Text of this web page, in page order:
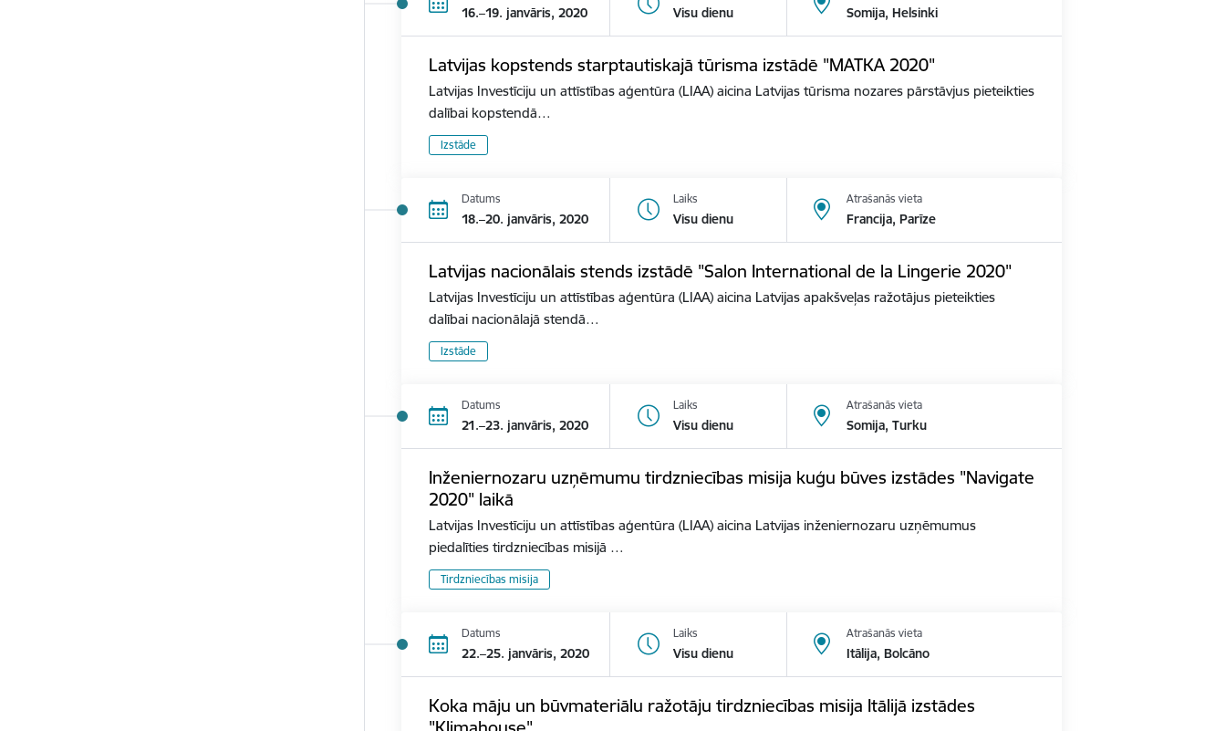
16.–19. janvāris, 2020 Visu dienu Somija, Helsinki
Latvijas kopstends starptautiskajā tūrisma izstādē "MATKA 2020"
Latvijas Investīciju un attīstības aģentūra (LIAA) aicina Latvijas tūrisma nozares pārstāvjus pieteikties
dalībai kopstendā…
Izstāde
Datums
18.–20. janvāris, 2020
Laiks
Visu dienu
Atrašanās vieta
Francija, Parīze
Latvijas nacionālais stends izstādē "Salon International de la Lingerie 2020"
Latvijas Investīciju un attīstības aģentūra (LIAA) aicina Latvijas apakšveļas ražotājus pieteikties
dalībai nacionālajā stendā…
Izstāde
Datums
21.–23. janvāris, 2020
Laiks
Visu dienu
Atrašanās vieta
Somija, Turku
Inženiernozaru uzņēmumu tirdzniecības misija kuģu būves izstādes "Navigate
2020" laikā
Latvijas Investīciju un attīstības aģentūra (LIAA) aicina Latvijas inženiernozaru uzņēmumus
piedalīties tirdzniecības misijā …
Tirdzniecības misija
Datums
22.–25. janvāris, 2020
Laiks
Visu dienu
Atrašanās vieta
Itālija, Bolcāno
Koka māju un būvmateriālu ražotāju tirdzniecības misija Itālijā izstādes